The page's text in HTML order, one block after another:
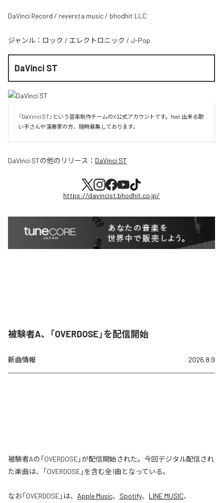
DaVinci Record / reversta music / bhodhit LLC
ジャンル： ロック / エレクトロニック / J-Pop
DaVinci ST
『DaVinci ST』という音楽制作チームのX公式アカウントです。feat.出来る歌
い手さんや演奏家の方、随時募集しております。
DaVinci STの他のリリース： DaVinci ST
https://davincist.bhodhit.co.jp/
被験者A、「OVERDOSE」を配信開始
新曲情報 2026.8.9
被験者Aの「OVERDOSE」が配信開始された。今回デジタル配信され
た楽曲は、「OVERDOSE」を含む全1曲となっている。
なお「OVERDOSE」は、 Apple Music、 Spotify、 LINE MUSIC、